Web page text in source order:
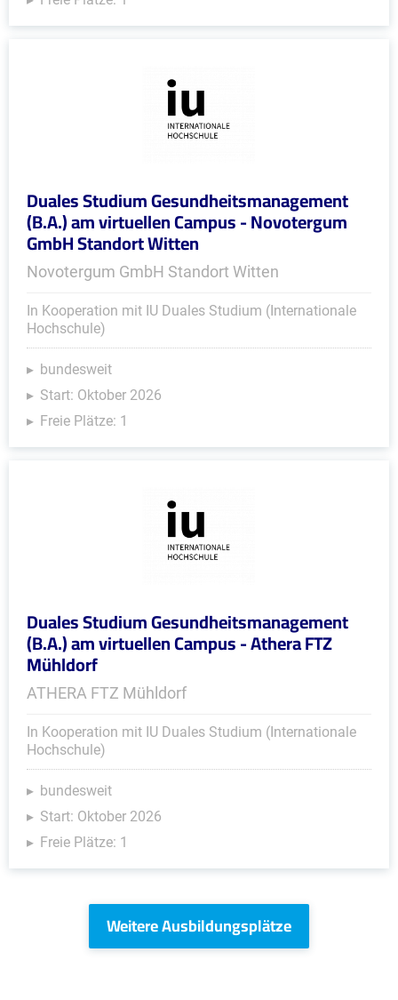
Duales Studium Gesundheitsmanagement
(B.A.) am virtuellen Campus - Novotergum
GmbH Standort Witten
Novotergum GmbH Standort Witten
In Kooperation mit IU Duales Studium (Internationale
Hochschule)
bundesweit
Start: Oktober 2026
Freie Plätze: 1
Duales Studium Gesundheitsmanagement
(B.A.) am virtuellen Campus - Athera FTZ
Mühldorf
ATHERA FTZ Mühldorf
In Kooperation mit IU Duales Studium (Internationale
Hochschule)
bundesweit
Start: Oktober 2026
Freie Plätze: 1
Weitere Ausbildungsplätze